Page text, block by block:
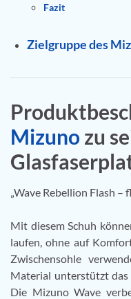
Fazit
Zielgruppe des
Mizunozu
„Wave Rebellion Flash
Mit diesem Schuh
laufen, ohne auf
Zwischensohle
Material unterstützt das
Die Mizuno Wave